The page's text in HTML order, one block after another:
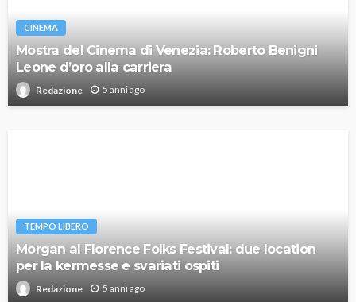
CINEMA
Mostra del Cinema di Venezia: Roberto Benigni
Leone d’oro alla carriera
Redazione 5 anni ago
TEMPO LIBERO
Morgan al Florence Folks Festival: due location
per la kermesse e svariati ospiti
Redazione 5 anni ago